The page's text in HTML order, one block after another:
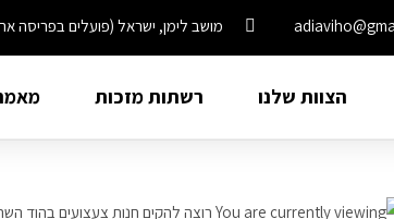
מושב לימן, ישראל (פועלים בפריסה
הצוות שלנו רשתות מזכות